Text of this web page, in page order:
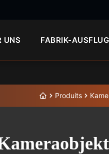
UNS FABRIK-AUSFLUG
Produits